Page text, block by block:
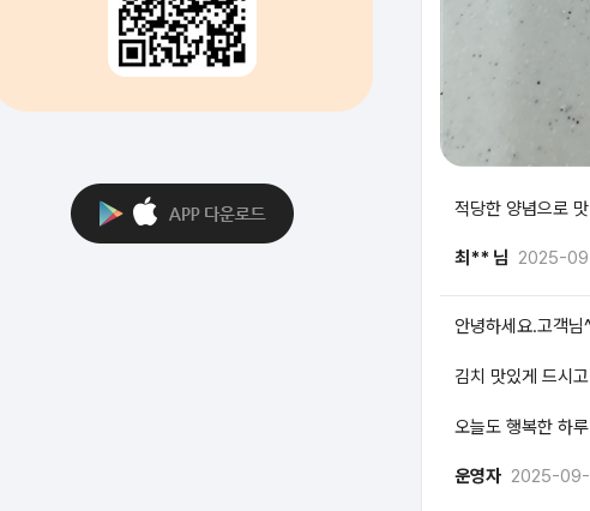
적당한 양념으로
최** 님 2025-
안녕하세요.고객님
김치 맛있게 드시
오늘도 행복한 하
운영자 2025-